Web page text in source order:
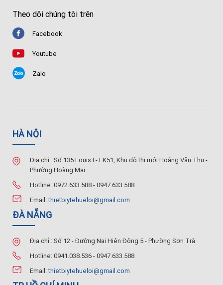
Theo dõi chúng tôi trên
Facebook
Youtube
Zalo
HÀ NỘI
Địa chỉ : Số 135 Louis I - LK51, Khu đô thị mới Hoàng Văn Thụ -
Phường Hoàng Mai
Hotline: 0972.633.588 - 0947.633.588
Email:thietbiytehueloi@gmail.com
ĐÀ NẴNG
Địa chỉ : Số 12 - Đường Nại Hiên Đông 5 - Phường Sơn Trà
Hotline: 0941.038.536 - 0947.633.588
Email:thietbiytehueloi@gmail.com